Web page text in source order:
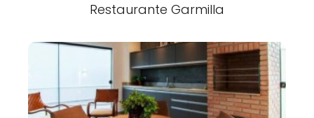
Restaurante Garmilla